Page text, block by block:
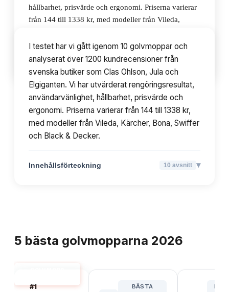
hållbarhet, prisvärde och ergonomi. Priserna varierar
från 144 till 1338 kr, med modeller från Vileda,
Innehållsförteckning 10avsnitt
I testet har vi gått igenom 10 golvmoppar och
analyserat över 1200 kundrecensioner från
svenska butiker som Clas Ohlson, Jula och
Elgiganten. Vi har utvärderat rengöringsresultat,
användarvänlighet, hållbarhet, prisvärde och
ergonomi. Priserna varierar från 144 till 1338 kr,
med modeller från Vileda, Kärcher, Bona, Swiffer
och Black & Decker.
Innehållsförteckning 10 avsnitt ▾
5 bästa golvmopparna 2026
#1
BÄSTA